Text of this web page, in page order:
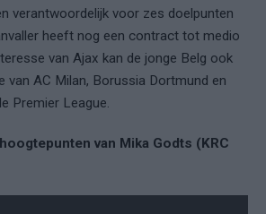
verantwoordelijk voor zes doelpunten
heeft nog een contract tot medio
van Ajax kan de jonge Belg ook
van AC Milan, Borussia Dortmund en
Premier League.
van Mika Godts (KRC